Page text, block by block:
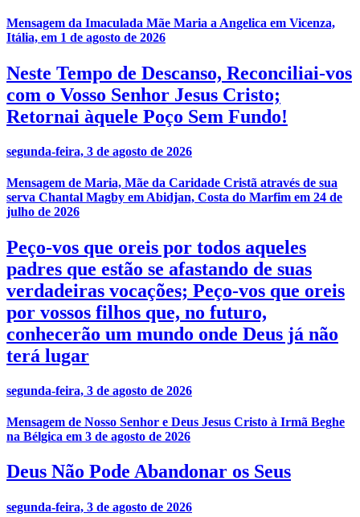
Mensagem da Imaculada Mãe Maria a Angelica em Vicenza,
Itália, em 1 de agosto de 2026
Neste Tempo de Descanso, Reconciliai-vos
com o Vosso Senhor Jesus Cristo;
Retornai àquele Poço Sem Fundo!
segunda-feira, 3 de agosto de 2026
Mensagem de Maria, Mãe da Caridade Cristã através de sua
serva Chantal Magby em Abidjan, Costa do Marfim em 24 de
julho de 2026
Peço-vos que oreis por todos aqueles
padres que estão se afastando de suas
verdadeiras vocações; Peço-vos que oreis
por vossos filhos que, no futuro,
conhecerão um mundo onde Deus já não
terá lugar
segunda-feira, 3 de agosto de 2026
Mensagem de Nosso Senhor e Deus Jesus Cristo à Irmã Beghe
na Bélgica em 3 de agosto de 2026
Deus Não Pode Abandonar os Seus
segunda-feira, 3 de agosto de 2026